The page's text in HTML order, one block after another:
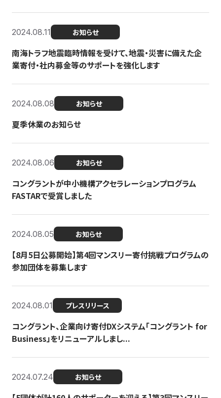
2024.08.11 お知らせ
南海トラフ地震臨時情報を受けて、地震・災害に備えた企
業寄付・社内募金等のサポートを強化します
2024.08.08 お知らせ
夏季休業のお知らせ
2024.08.06 お知らせ
コングラントが中小機構アクセラレーションプログラム
FASTARで受賞しました
2024.08.05 お知らせ
【8月5日公募開始】第4回マンスリー寄付挑戦プログラムの
参加団体を募集します
2024.08.01 プレスリリース
コングラント、企業向け寄付DXシステム「コングラント for
Business」をリニューアルしまし...
2024.07.24 お知らせ